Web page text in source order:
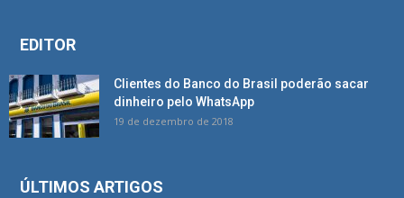
EDITOR
Clientes do Banco do Brasil poderão sacar
dinheiro pelo WhatsApp
19 de dezembro de 2018
ÚLTIMOS ARTIGOS